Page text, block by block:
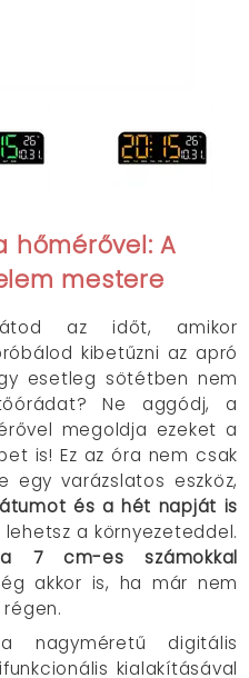
hőmérővel: A
mestere
az időt, amikor
kibetűzni az apró
esetleg sötétben nem
Ne aggódj, a
megoldja ezeket a
is! Ez az óra nem csak
varázslatos eszköz,
és a hét napját is
a környezeteddel.
7 cm-es számokkal
akkor is, ha már nem
digitális
kialakításával